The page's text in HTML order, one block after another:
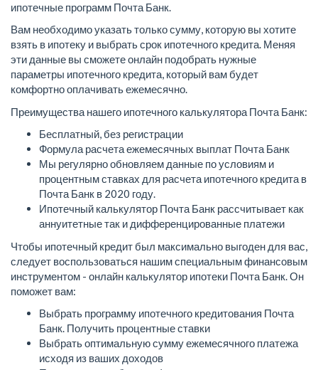
ипотечные программ Почта Банк.
Вам необходимо указать только сумму, которую вы хотите
взять в ипотеку и выбрать срок ипотечного кредита. Меняя
эти данные вы сможете онлайн подобрать нужные
параметры ипотечного кредита, который вам будет
комфортно оплачивать ежемесячно.
Преимущества нашего ипотечного калькулятора Почта Банк:
Бесплатный, без регистрации
Формула расчета ежемесячных выплат Почта Банк
Мы регулярно обновляем данные по условиям и
процентным ставках для расчета ипотечного кредита в
Почта Банк в 2020 году.
Ипотечный калькулятор Почта Банк рассчитывает как
аннуитетные так и дифференцированные платежи
Чтобы ипотечный кредит был максимально выгоден для вас,
следует воспользоваться нашим специальным финансовым
инструментом - онлайн калькулятор ипотеки Почта Банк. Он
поможет вам:
Выбрать программу ипотечного кредитования Почта
Банк. Получить процентные ставки
Выбрать оптимальную сумму ежемесячного платежа
исходя из ваших доходов